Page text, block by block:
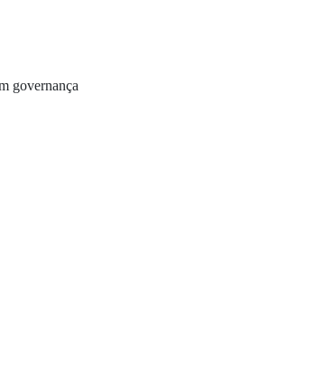
governança